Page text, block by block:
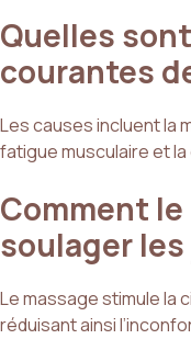
Quelles
courantes
Les causes incluent la
fatigue musculaire et
Comment
soulager
Le massage stimule la
réduisant ainsi